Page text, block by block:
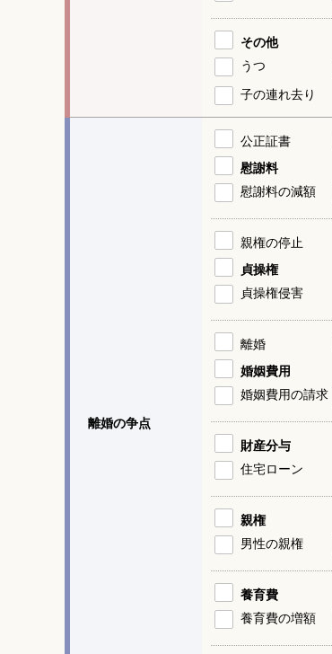
その他
うつ
子の連れ去り
離婚の争点
公正証書
慰謝料
慰謝料の減額
親権の停止
貞操権
貞操権侵害
離婚
婚姻費用
婚姻費用の請求
財産分与
住宅ローン
親権
男性の親権
養育費
養育費の増額